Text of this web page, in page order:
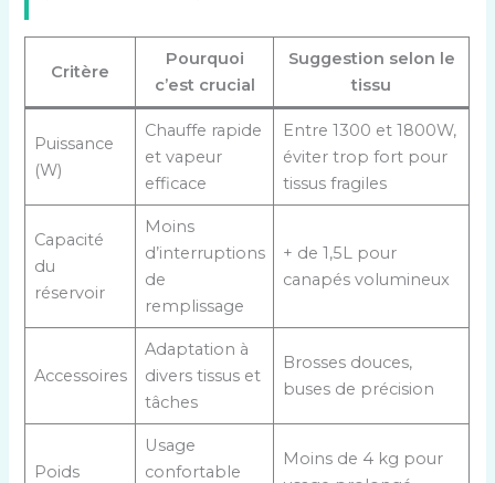
Critère
Pourquoi
c’est crucial
Suggestion selon le
tissu
Puissance
(W)
Chauffe rapide
et vapeur
efficace
Entre 1300 et 1800W,
éviter trop fort pour
tissus fragiles
Capacité
du
réservoir
Moins
d’interruptions
de
remplissage
+ de 1,5L pour
canapés volumineux
Accessoires
Adaptation à
divers tissus et
tâches
Brosses douces,
buses de précision
Poids
Usage
confortable
Moins de 4 kg pour